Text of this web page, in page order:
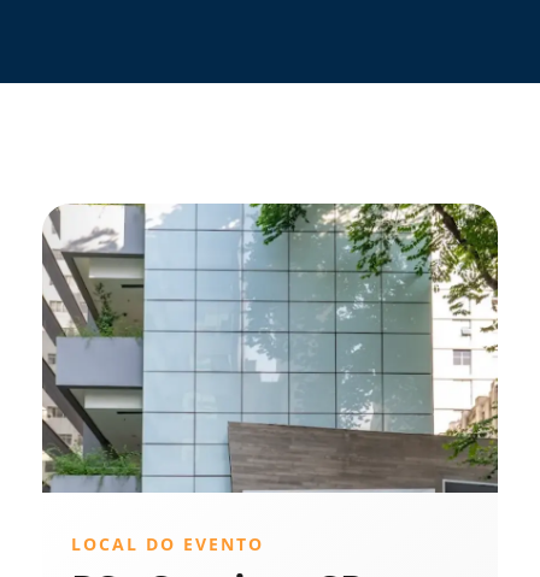
LOCAL DO EVENTO